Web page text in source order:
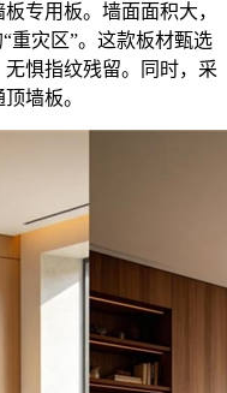
专用板。墙面面积大，
重灾区”。这款板材甄选
惧指纹残留。同时，采
墙板。